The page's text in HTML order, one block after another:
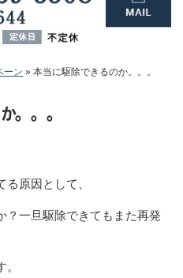
ーン » 本当に駆除できるのか。。。
。。。
原因として、
？一旦駆除できてもまた再発